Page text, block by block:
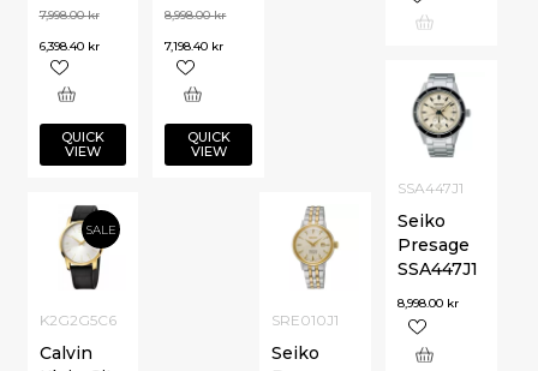
7,998.00kr
6,398.40 kr
QUICK
VIEW
8,998.00kr
7,198.40 kr
QUICK
VIEW
SSA447J1
Seiko
Presage
SSA447J1
8,998.00 kr
SALE
K2G2G5C6
Calvin
SRE010J1
Seiko